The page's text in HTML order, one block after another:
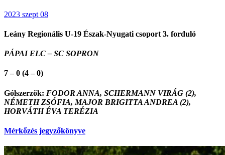
2023 szept 08
Leány Regionális U-19 Észak-Nyugati csoport 3. forduló
PÁPAI ELC – SC SOPRON
7 – 0 (4 – 0)
Gólszerzők: FODOR ANNA, SCHERMANN VIRÁG (2),
NÉMETH ZSÓFIA, MAJOR BRIGITTA ANDREA (2),
HORVÁTH ÉVA TERÉZIA
Mérkőzés jegyzőkönyve